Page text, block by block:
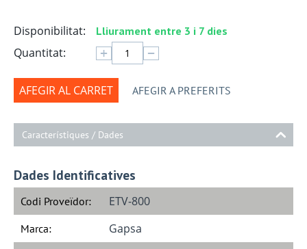
Disponibilitat: Lliurament entre 3 i 7 dies
Quantitat: + −
AFEGIR AL CARRET AFEGIR A PREFERITS
Característiques / Dades
Dades Identificatives
Codi Proveïdor: ETV-800
Marca: Gapsa